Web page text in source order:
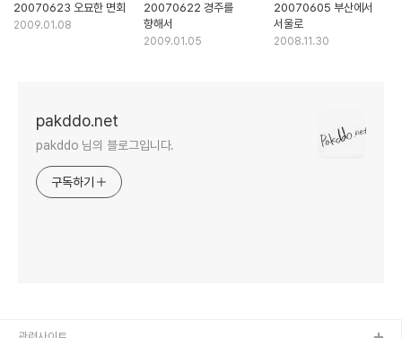
20070623 오묘한 면회
2009.01.08
20070622 경주를
향해서
2009.01.05
20070605 부산에서
서울로
2008.11.30
pakddo.net
pakddo 님의 블로그입니다.
구독하기